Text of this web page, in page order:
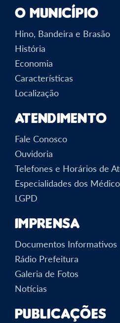
O Município
Hino, Bandeira e Brasão
História
Economia
Características
Localização
Atendimento
Fale Conosco
Ouvidoria
Telefones e Horários de
Especialidades dos
LGPD
Imprensa
Documentos Informativos
Rádio Prefeitura
Galeria de Fotos
Notícias
Publicações